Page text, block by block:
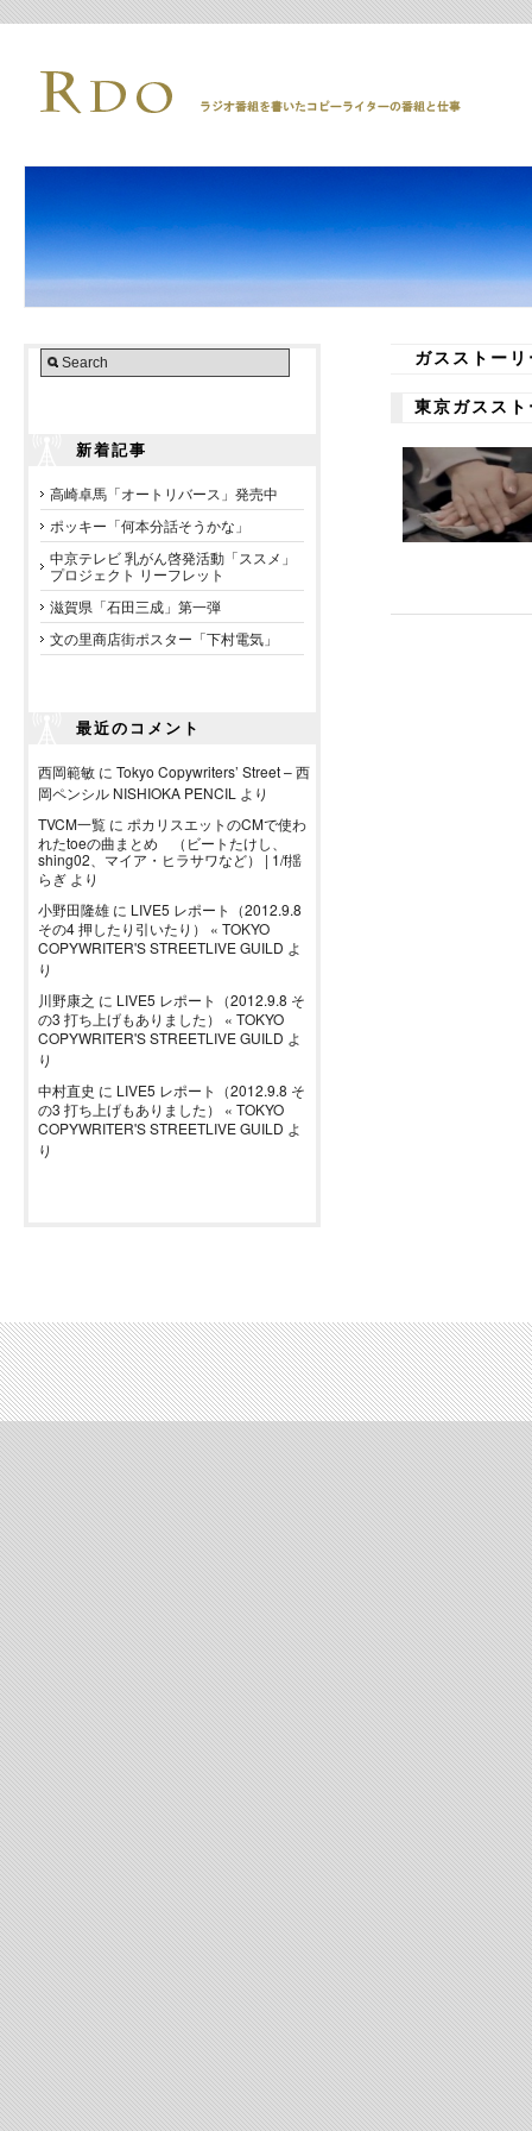
新着記事
高崎卓馬「オートリバース」発売中
ポッキー「何本分話そうかな」
中京テレビ 乳がん啓発活動「ススメ」
プロジェクト リーフレット
滋賀県「石田三成」第一弾
文の里商店街ポスター「下村電気」
最近のコメント
西岡範敏 に Tokyo Copywriters’ Street – 西
岡ペンシル NISHIOKA PENCIL より
TVCM一覧 に ポカリスエットのCMで使わ
れたtoeの曲まとめ （ビートたけし、
shing02、マイア・ヒラサワなど） | 1/f揺
らぎ より
小野田隆雄 に LIVE5 レポート（2012.9.8
その4 押したり引いたり） « TOKYO
COPYWRITER'S STREETLIVE GUILD よ
り
川野康之 に LIVE5 レポート（2012.9.8 そ
の3 打ち上げもありました） « TOKYO
COPYWRITER'S STREETLIVE GUILD よ
り
中村直史 に LIVE5 レポート（2012.9.8 そ
の3 打ち上げもありました） « TOKYO
COPYWRITER'S STREETLIVE GUILD よ
り
ガスストーリ
東京ガスス